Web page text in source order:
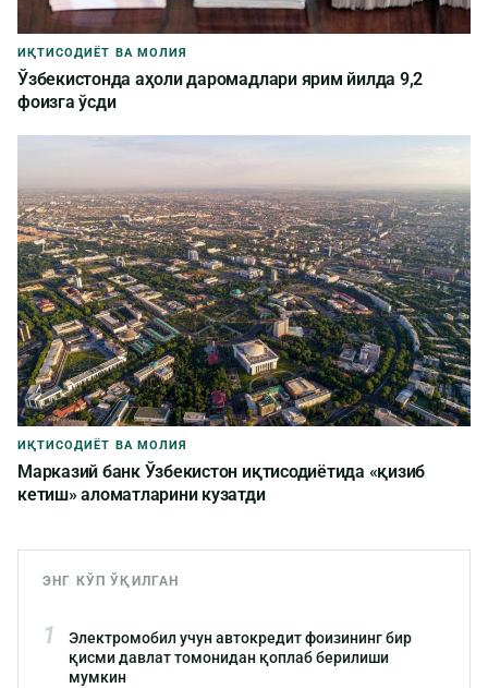
ИҚТИСОДИЁТ ВА МОЛИЯ
Ўзбекистонда аҳоли даромадлари ярим йилда 9,2
фоизга ўсди
ИҚТИСОДИЁТ ВА МОЛИЯ
Марказий банк Ўзбекистон иқтисодиётида «қизиб
кетиш» аломатларини кузатди
ЭНГ КЎП ЎҚИЛГАН
1
Электромобил учун автокредит фоизининг бир
қисми давлат томонидан қоплаб берилиши
мумкин